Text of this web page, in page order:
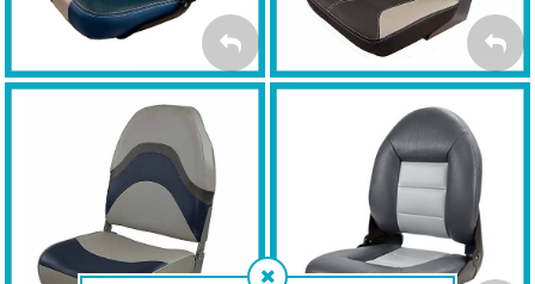
Fotele SPRINGFIELD
Folding
Fotele TEMPRESS Navi
FOTELE
NAVISTYLE